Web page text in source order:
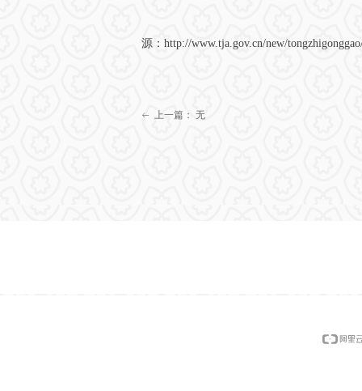
源：http://www.tja.gov.cn/new/
ꂃ 上一篇： 无